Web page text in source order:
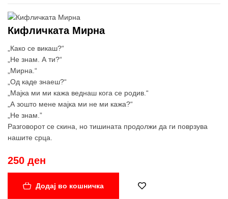
Кифличката Мирна
„Како се викаш?“
„Не знам. А ти?“
„Мирна.“
„Од каде знаеш?“
„Мајка ми ми кажа веднаш кога се родив.“
„А зошто мене мајка ми не ми кажа?“
„Не знам.”
Разговорот се скина, но тишината продолжи да ги поврзува
нашите срца.
250 ден
Додај во кошничка